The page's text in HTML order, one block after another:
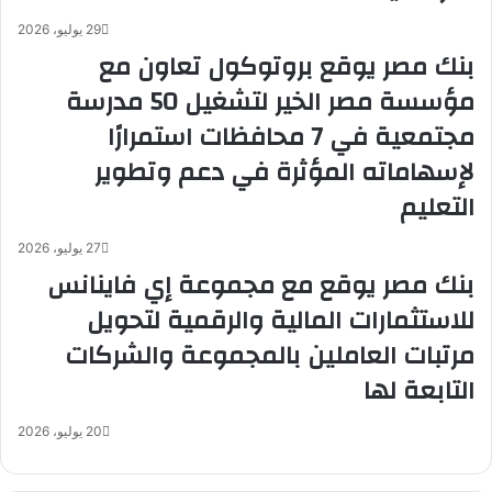
29 يوليو، 2026
بنك مصر يوقع بروتوكول تعاون مع
مؤسسة مصر الخير لتشغيل 50 مدرسة
مجتمعية في 7 محافظات استمرارًا
لإسهاماته المؤثرة في دعم وتطوير
التعليم
27 يوليو، 2026
بنك مصر يوقع مع مجموعة إي فاينانس
للاستثمارات المالية والرقمية لتحويل
مرتبات العاملين بالمجموعة والشركات
التابعة لها
20 يوليو، 2026